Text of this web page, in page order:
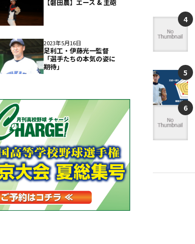
【磐田農】エース & 主砲
2023年5月16日
足利工・伊藤光一監督
「選手たちの本気の姿に
期待」